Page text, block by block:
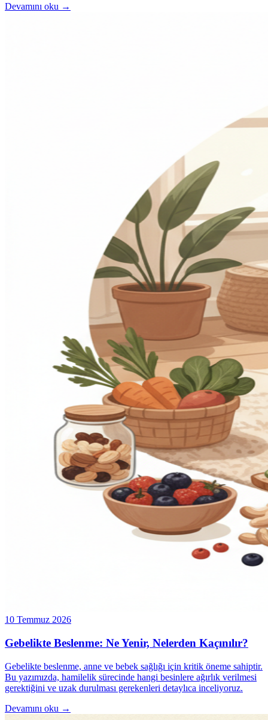
Devamını oku →
10 Temmuz 2026
Gebelikte Beslenme: Ne Yenir, Nelerden Kaçınılır?
Gebelikte beslenme, anne ve bebek sağlığı için kritik öneme sahiptir.
Bu yazımızda, hamilelik sürecinde hangi besinlere ağırlık verilmesi
gerektiğini ve uzak durulması gerekenleri detaylıca inceliyoruz.
Devamını oku →